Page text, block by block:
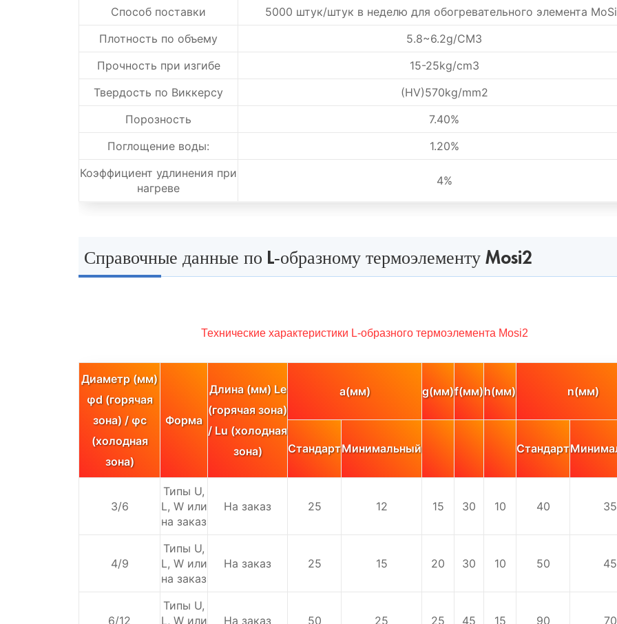
Способ поставки
5000 штук/штук в неделю для обогревательного элемента
Плотность по объему
5.8~6.2g/CM3
Прочность при изгибе
15-25kg/cm3
Твердость по Виккерсу
(HV)570kg/mm2
Порозность
7.40%
Поглощение воды:
1.20%
Коэффициент удлинения при
нагреве
4%
Справочные данные по L-образному термоэлементу Mosi2
Технические характеристики L-образного термоэлемента Mosi2
Диаметр (мм)
φd (горячая
зона) / φc
(холодная
зона)
Форма
Длина (мм) Le
(горячая зона)
/ Lu (холодная
зона)
a(мм) g(мм)f(мм)h(мм) n(мм)
СтандартМинимальный Стандарт
3/6
Типы U,
L, W или
на заказ
На заказ 25 12 15 30 10 40 35
4/9
Типы U,
L, W или
на заказ
На заказ 25 15 20 30 10 50 45
6/12
Типы U,
L, W или
На заказ 50 25 25 45 15 90 70